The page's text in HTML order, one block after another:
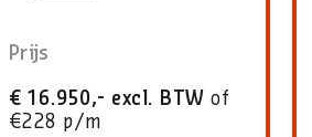
Prijs
€ 16.950,- excl. BTWof
€228 p/m